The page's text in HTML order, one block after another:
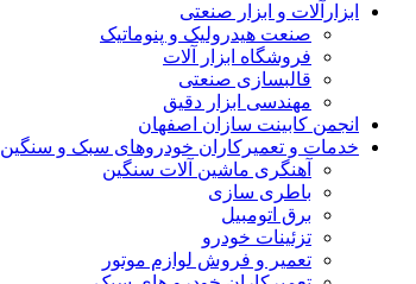
ابزارآلات و ابزار صنعتی
صنعت هیدرولیک و پنوماتیک
فروشگاه ابزار آلات
قالبسازی صنعتی
مهندسی ابزار دقیق
انجمن کابینت سازان اصفهان
خدمات و تعمیرکاران خودروهای سبک و سنگین
آهنگری ماشین آلات سنگین
باطری سازی
برق اتومبیل
تزئینات خودرو
تعمیر و فروش لوازم موتور